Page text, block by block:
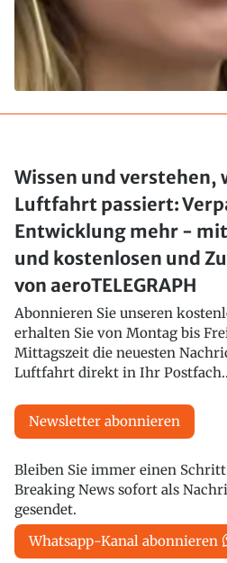
Wissen und verstehen,
Luftfahrt passiert:
Entwicklung mehr -
und kostenlosen und
von aeroTELEGRAPH
Abonnieren Sie unseren
erhalten Sie von Montag bis
Mittagszeit die neuesten
Luftfahrt direkt in Ihr Postfach..
Newsletter abonnieren
Bleiben Sie immer einen
Breaking News sofort als
gesendet.
Whatsapp-Kanal abonnieren